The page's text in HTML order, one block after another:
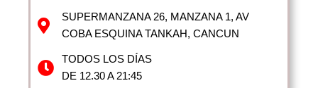
SUPERMANZANA 26, MANZANA 1, AV
COBA ESQUINA TANKAH, CANCUN
TODOS LOS DÍAS
DE 12.30 A 21:45